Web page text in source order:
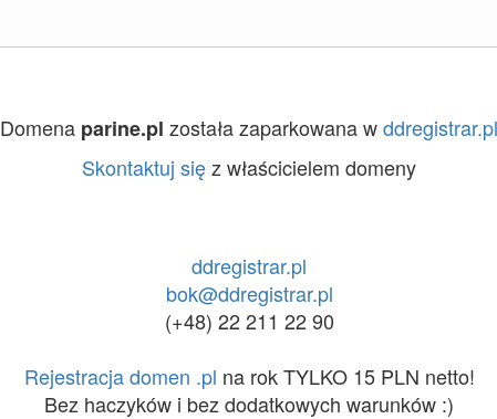
Domena parine.pl została zaparkowana wddregistrar.pl
Skontaktuj sięz właścicielem domeny
ddregistrar.pl
bok@ddregistrar.pl
(+48) 22 211 22 90
Rejestracja domen .pl na rok TYLKO 15 PLN netto!
Bez haczyków i bez dodatkowych warunków :)